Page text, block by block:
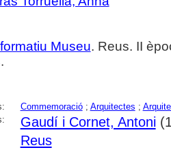
Museu. Reus. II
Commemoració; Arquitectes ;
Gaudí i Cornet, Antoni
Reus